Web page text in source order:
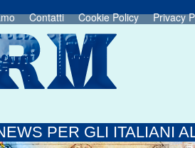
Contatti Cookie Policy Privacy
PER GLI ITALIANI